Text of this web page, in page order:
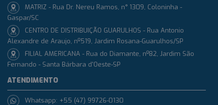
MATRIZ - Rua Dr. Nereu Ramos, n° 1309, Coloninha -
Gaspar/SC
CENTRO DE DISTRIBUIÇÃO GUARULHOS - Rua Antonio
Alexandre de Araujo, nº519, Jardim Rosana-Guarulhos/SP
FILIAL AMERICANA - Rua do Diamante, nº82, Jardim São
Fernando - Santa Bárbara d'Oeste-SP
ATENDIMENTO
Whatsapp: +55 (47) 99726-0130